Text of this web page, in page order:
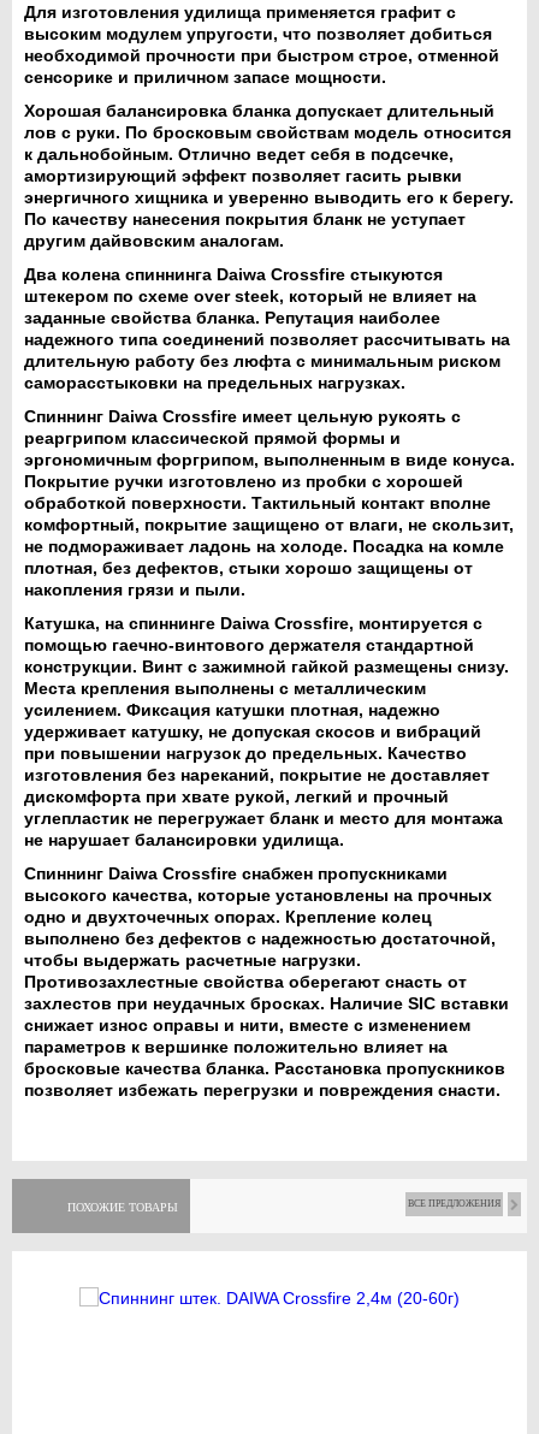
Для изготовления удилища применяется графит с
высоким модулем упругости, что позволяет добиться
необходимой прочности при быстром строе, отменной
сенсорике и приличном запасе мощности.
Хорошая балансировка бланка допускает длительный
лов с руки. По бросковым свойствам модель относится
к дальнобойным. Отлично ведет себя в подсечке,
амортизирующий эффект позволяет гасить рывки
энергичного хищника и уверенно выводить его к берегу.
По качеству нанесения покрытия бланк не уступает
другим дайвовским аналогам.
Два колена спиннинга Daiwa Crossfire стыкуются
штекером по схеме over steek, который не влияет на
заданные свойства бланка. Репутация наиболее
надежного типа соединений позволяет рассчитывать на
длительную работу без люфта с минимальным риском
саморасстыковки на предельных нагрузках.
Спиннинг Daiwa Crossfire имеет цельную рукоять с
реаргрипом классической прямой формы и
эргономичным форгрипом, выполненным в виде конуса.
Покрытие ручки изготовлено из пробки с хорошей
обработкой поверхности. Тактильный контакт вполне
комфортный, покрытие защищено от влаги, не скользит,
не подмораживает ладонь на холоде. Посадка на комле
плотная, без дефектов, стыки хорошо защищены от
накопления грязи и пыли.
Катушка, на спиннинге Daiwa Crossfire, монтируется с
помощью гаечно-винтового держателя стандартной
конструкции. Винт с зажимной гайкой размещены снизу.
Места крепления выполнены с металлическим
усилением. Фиксация катушки плотная, надежно
удерживает катушку, не допуская скосов и вибраций
при повышении нагрузок до предельных. Качество
изготовления без нареканий, покрытие не доставляет
дискомфорта при хвате рукой, легкий и прочный
углепластик не перегружает бланк и место для монтажа
не нарушает балансировки удилища.
Спиннинг Daiwa Crossfire снабжен пропускниками
высокого качества, которые установлены на прочных
одно и двухточечных опорах. Крепление колец
выполнено без дефектов с надежностью достаточной,
чтобы выдержать расчетные нагрузки.
Противозахлестные свойства оберегают снасть от
захлестов при неудачных бросках. Наличие SIC вставки
снижает износ оправы и нити, вместе с изменением
параметров к вершинке положительно влияет на
бросковые качества бланка. Расстановка пропускников
позволяет избежать перегрузки и повреждения снасти.
ПОХОЖИЕ ТОВАРЫ ВСЕ ПРЕДЛОЖЕНИЯ